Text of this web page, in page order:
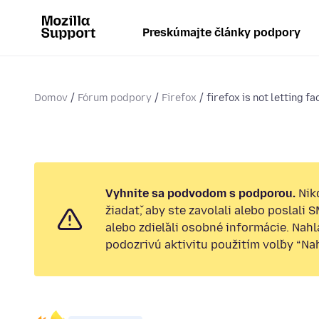
Preskúmajte články podpory
Domov Fórum podpory Firefox firefox is not letting
Vyhnite sa podvodom s podporou.
žiadať, aby ste zavolali alebo poslali
alebo zdieľali osobné informácie.
podozrivú aktivitu použitím voľby